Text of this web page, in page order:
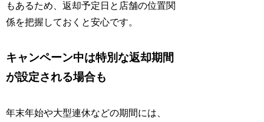
もあるため、返却予定日と店舗の位置関
係を把握しておくと安心です。
キャンペーン中は特別な返却期間
が設定される場合も
年末年始や大型連休などの期間には、